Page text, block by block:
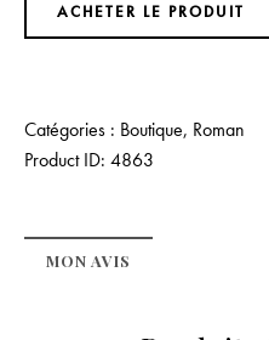
ACHETER LE PRODUIT
Catégories : Boutique, Roman
Product ID: 4863
MON AVIS